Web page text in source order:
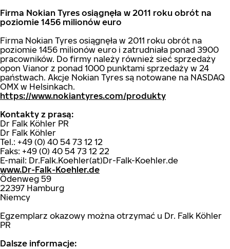
Firma Nokian Tyres osiągnęła w 2011 roku obrót na
poziomie 1456 milionów euro
Firma Nokian Tyres osiągnęła w 2011 roku obrót na
poziomie 1456 milionów euro i zatrudniała ponad 3900
pracowników. Do firmy należy również sieć sprzedaży
opon Vianor z ponad 1000 punktami sprzedaży w 24
państwach. Akcje Nokian Tyres są notowane na NASDAQ
OMX w Helsinkach.
https://www.nokiantyres.com/produkty
Kontakty z prasą:
Dr Falk Köhler PR
Dr Falk Köhler
Tel.: +49 (0) 40 54 73 12 12
Faks: +49 (0) 40 54 73 12 22
E-mail: Dr.Falk.Koehler(at)Dr-Falk-Koehler.de
www.Dr-Falk-Koehler.de
Ödenweg 59
22397 Hamburg
Niemcy
Egzemplarz okazowy można otrzymać u Dr. Falk Köhler
PR
Dalsze informacje: